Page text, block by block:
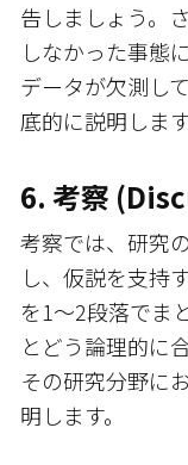
告しましょう。
しなかった事態
データが欠測し
底的に説明します
6. 考察
考察では、研究
し、仮説を支持
を1～2段落でま
とどう論理的に
その研究分野に
明します。